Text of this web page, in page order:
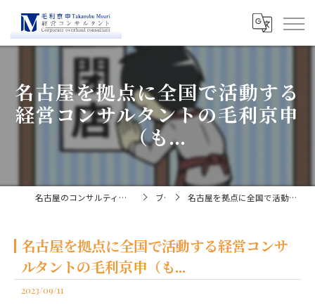
名古屋を拠点に全国で活動する
経営コンサルタントの毛利京申
（も...
名古屋のコンサルティングなら経営コンサルタント毛利京申 ブログ 名古屋を拠点に全国で活動する経営コンサルタントの毛利京申（も...
名古屋を拠点に全国で活動する経営コンサ
ルタントの毛利京申（も...
2023/09/11